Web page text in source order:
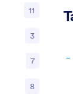
-
11
3
7
8